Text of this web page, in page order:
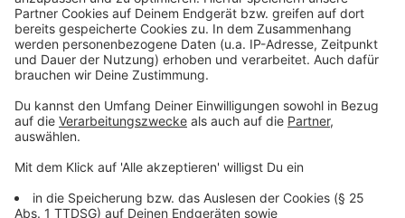
Nina Chuba beim Lollapalooza
Wikipedia - das ist Nina Chuba
Nummer 1-Hit in Deutschland - "Wildberry Lillet"
Anzeige